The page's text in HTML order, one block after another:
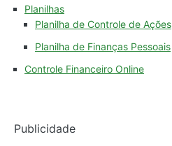
Planilhas
Planilha de Controle de Ações
Planilha de Finanças Pessoais
Controle Financeiro Online
Publicidade